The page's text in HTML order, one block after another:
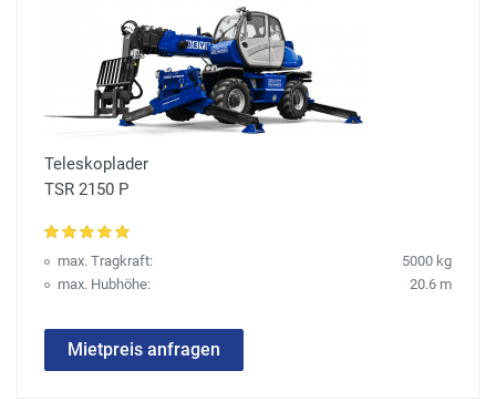
Teleskoplader
TSR 2150 P
max. Tragkraft:
5000 kg
max. Hubhöhe:
20.6 m
Mietpreis anfragen